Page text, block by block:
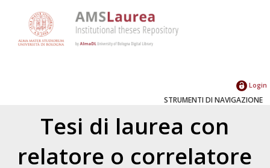
Login
STRUMENTI DI NAVIGAZIONE
Tesi di laurea con
relatore o correlatore